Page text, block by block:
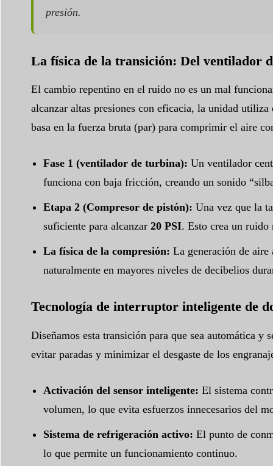
presión.
La física de la transición: Del ventilador
El cambio repentino en el ruido no es un mal
alcanzar altas presiones con eficacia, la unidad
basa en la fuerza bruta (par) para comprimir el aire
Fase 1 (ventilador de turbina): Un ventilador
funciona con baja fricción, creando un sonido
Etapa 2 (Compresor de pistón): Una vez que la
suficiente para alcanzar 20 PSI. Esto crea un ruido
La física de la compresión: La generación de
naturalmente en mayores niveles de decibelios
Tecnología de interruptor inteligente de
Diseñamos esta transición para que sea automática y
evitar paradas y minimizar el desgaste de los
Activación del sensor inteligente: El sistema
volumen, lo que evita esfuerzos innecesarios del
Sistema de refrigeración activo: El punto de
lo que permite un funcionamiento continuo.